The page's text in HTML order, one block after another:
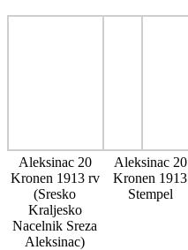
Aleksinac 20
Kronen 1913 rv
(Sresko
Kraljesko
Nacelnik Sreza
Aleksinac)
Aleksinac 20
Kronen 1913
Stempel